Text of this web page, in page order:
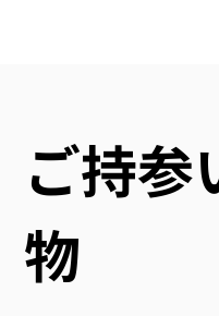
ご持参
物